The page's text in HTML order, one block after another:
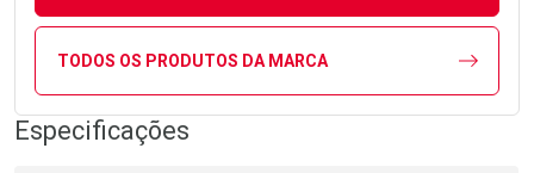
TODOS OS PRODUTOS DA MARCA
Especificações